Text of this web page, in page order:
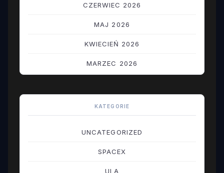
CZERWIEC 2026
MAJ 2026
KWIECIEŃ 2026
MARZEC 2026
KATEGORIE
UNCATEGORIZED
SPACEX
ULA